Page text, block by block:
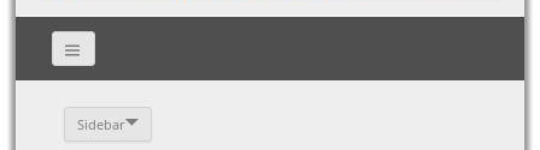
Sidebar